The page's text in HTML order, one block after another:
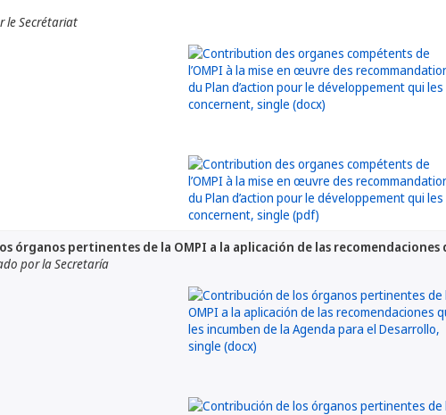
le Secrétariat
órganos pertinentes de la OMPI a la aplicación de las
por la Secretaría